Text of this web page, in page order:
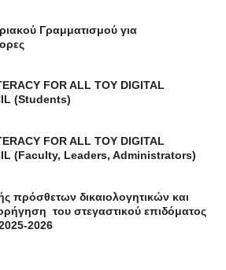
Γραμματισμού για
FOR ALL ΤΟΥ DIGITAL
(Students)
FOR ALL ΤΟΥ DIGITAL
(Faculty, Leaders, Administrators)
πρόσθετων δικαιολογητικών και
του στεγαστικού επιδόματος
2026